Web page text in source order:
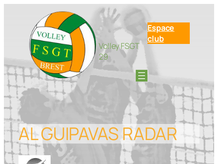
contenu
Volley FSGT
29
Espace
club
AL GUIPAVAS RADAR